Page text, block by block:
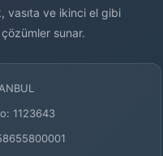
vasıta ve ikinci el gibi
sunar.
1123643